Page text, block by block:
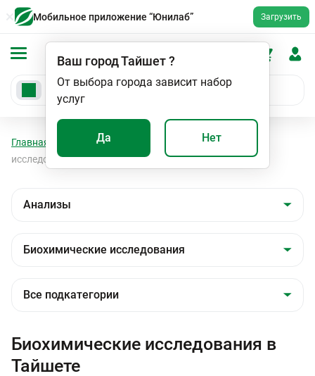
Мобильное приложение “Юнилаб” Загрузить
Ваш городТайшет?
От выбора города зависит набор
услуг
Да Нет
Главная Анализы
Биохимические
исследования
Биохимические исследования в
Тайшете